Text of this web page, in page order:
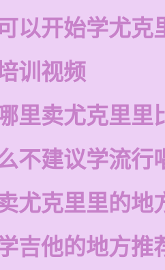
以开始学尤克
训视频
里卖尤克里里
不建议学流行
尤克里里的地
吉他的地方推